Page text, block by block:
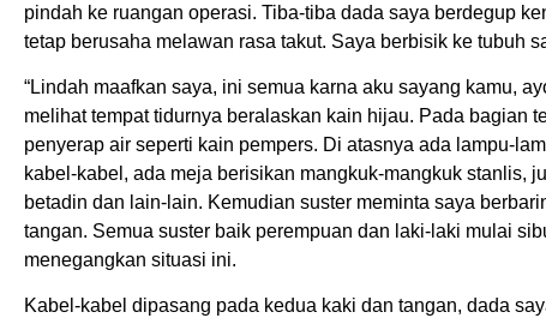
pindah ke ruangan operasi. Tiba-tiba dada saya berdegup
tetap berusaha melawan rasa takut. Saya berbisik ke tubuh
“Lindah maafkan saya, ini semua karna aku sayang kamu,
melihat tempat tidurnya beralaskan kain hijau. Pada bagian
penyerap air seperti kain pempers. Di atasnya ada lampu-
kabel-kabel, ada meja berisikan mangkuk-mangkuk stanlis,
betadin dan lain-lain. Kemudian suster meminta saya
tangan. Semua suster baik perempuan dan laki-laki mulai
menegangkan situasi ini.
Kabel-kabel dipasang pada kedua kaki dan tangan, dada